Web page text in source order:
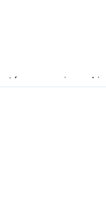
naszej marki,